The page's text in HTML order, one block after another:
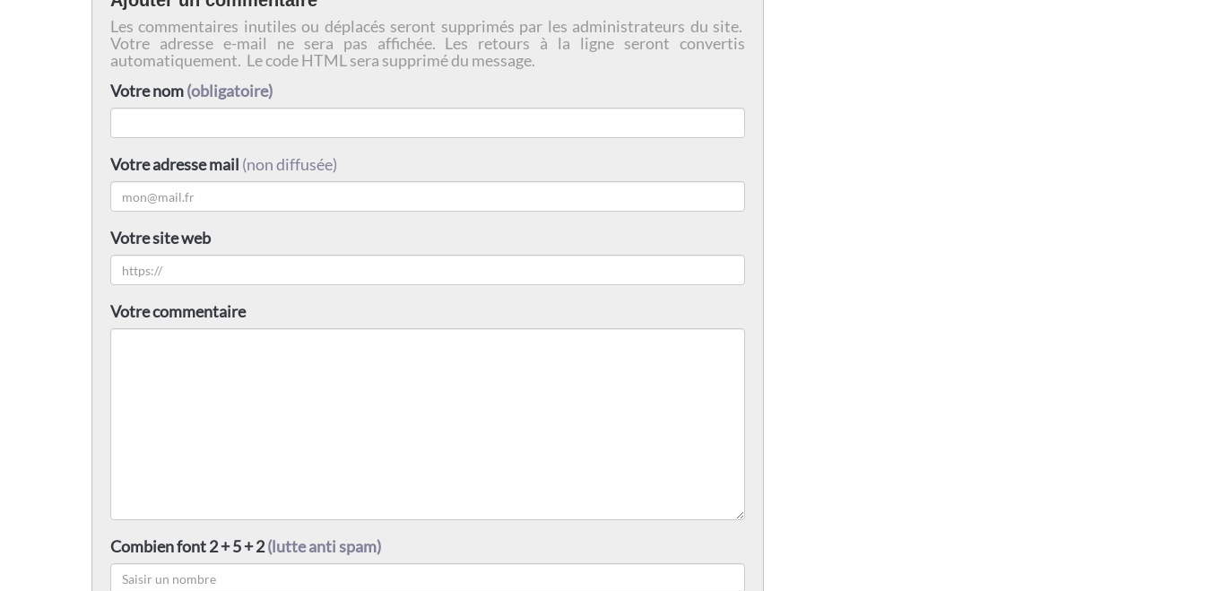
Les commentaires inutiles ou déplacés seront supprimés par les administrateurs du site.
Votre adresse e-mail ne sera pas affichée. Les retours à la ligne seront convertis
automatiquement. Le code HTML sera supprimé du message.
Votre nom(obligatoire)
Votre adresse mail (non diffusée)
Votre site web
Votre commentaire
Combien font 2 + 5 + 2(lutte anti spam)